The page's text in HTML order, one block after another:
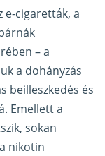
e-cigaretták, a
– a
a dohányzás
beilleszkedés és
Emellett a
sokan
nikotin